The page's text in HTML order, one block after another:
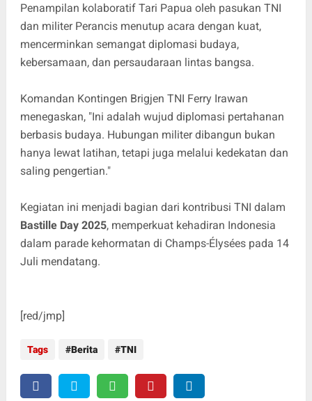
Penampilan kolaboratif Tari Papua oleh pasukan TNI
dan militer Perancis menutup acara dengan kuat,
mencerminkan semangat diplomasi budaya,
kebersamaan, dan persaudaraan lintas bangsa.
Komandan Kontingen Brigjen TNI Ferry Irawan
menegaskan, "Ini adalah wujud diplomasi pertahanan
berbasis budaya. Hubungan militer dibangun bukan
hanya lewat latihan, tetapi juga melalui kedekatan dan
saling pengertian."
Kegiatan ini menjadi bagian dari kontribusi TNI dalam
Bastille Day 2025, memperkuat kehadiran Indonesia
dalam parade kehormatan di Champs-Élysées pada 14
Juli mendatang.
[red/jmp]
Tags Berita TNI